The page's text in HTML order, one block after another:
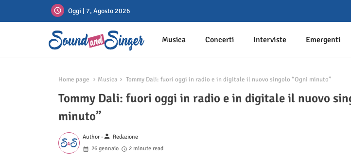
Oggi | 7, Agosto 2026
Musica Concerti Interviste Emergenti
Home page Musica Tommy Dali: fuori oggi in radio e in digitale il nuovo singolo “Ogni minuto”
Tommy Dali: fuori oggi in radio e in digitale il nuovo
minuto”
Author -person Redazione
26 gennaio
2 minute read